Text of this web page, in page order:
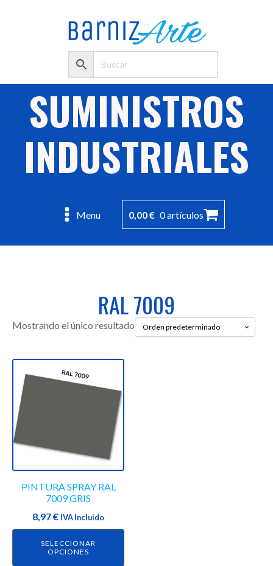
SUMINISTROS
INDUSTRIALES
Menu 0,00€ 0 artículos
RAL 7009
Mostrando el único resultado
PINTURA SPRAY RAL
7009 GRIS
8,97€ IVA Incluido
SELECCIONAR
OPCIONES
producto
tiene
múltiples
variantes.
Las
se
pueden
la
de